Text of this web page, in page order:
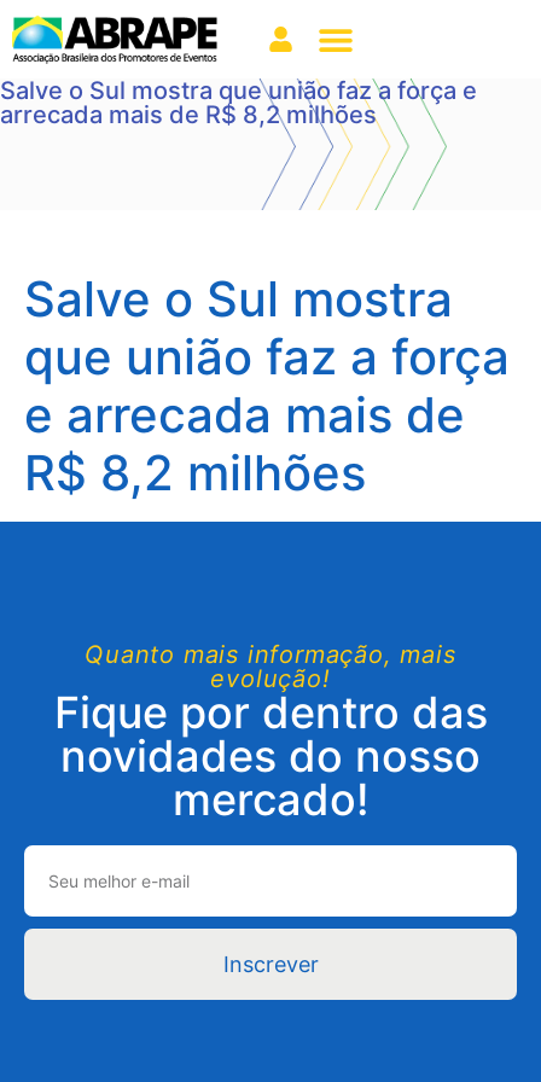
Salve o Sul mostra que união faz a força e
arrecada mais de R$ 8,2 milhões
Salve o Sul mostra
que união faz a força
e arrecada mais de
R$ 8,2 milhões
Quanto mais informação, mais
evolução!
Fique por dentro das
novidades do nosso
mercado!
Inscrever